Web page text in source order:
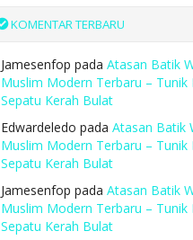
KOMENTAR TERBARU
Jamesenfop pada Atasan Batik
Muslim Modern Terbaru – Tunik
Sepatu Kerah Bulat
Edwardeledo pada Atasan Batik
Muslim Modern Terbaru – Tunik
Sepatu Kerah Bulat
Jamesenfop pada Atasan Batik
Muslim Modern Terbaru – Tunik
Sepatu Kerah Bulat